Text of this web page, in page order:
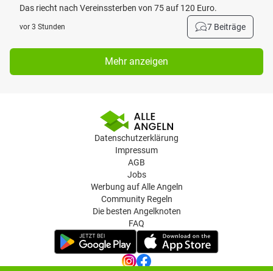
Das riecht nach Vereinssterben von 75 auf 120 Euro.
vor 3 Stunden 7 Beiträge
Mehr anzeigen
Datenschutzerklärung
Impressum
AGB
Jobs
Werbung auf Alle Angeln
Community Regeln
Die besten Angelknoten
FAQ